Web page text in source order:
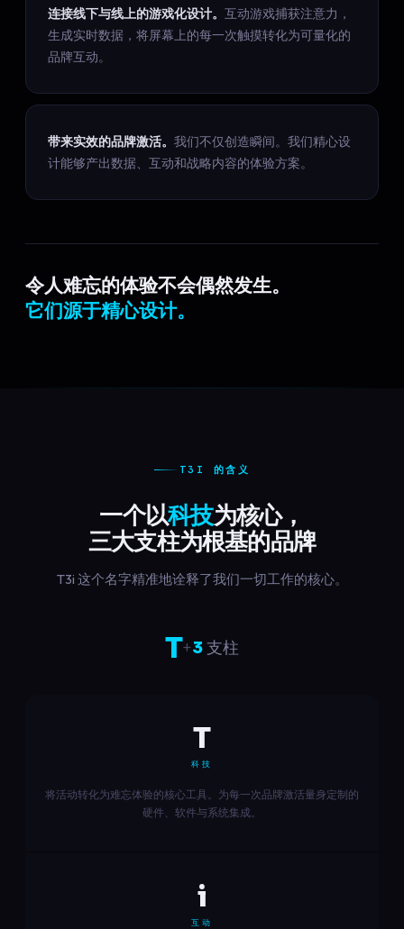
连接线下与线上的游戏化设计。 互动游戏捕获注意力，
生成实时数据，将屏幕上的每一次触摸转化为可量化的
品牌互动。
带来实效的品牌激活。 我们不仅创造瞬间。我们精心设
计能够产出数据、互动和战略内容的体验方案。
令人难忘的体验不会偶然发生。
它们源于精心设计。
T3I 的含义
一个以科技为核心，
三大支柱为根基的品牌
T3i 这个名字精准地诠释了我们一切工作的核心。
T+3支柱
T
科技
将活动转化为难忘体验的核心工具。为每一次品牌激活量身定制的
硬件、软件与系统集成。
i
互动